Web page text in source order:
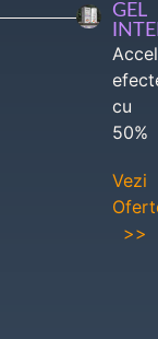
GEL
cu
50%
Vezi
>>